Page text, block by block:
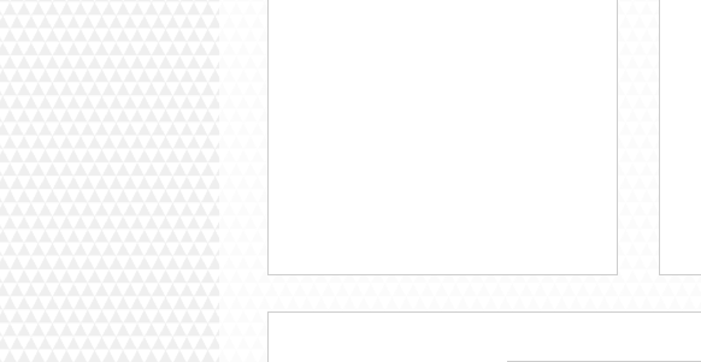
הדרכת מורים: העברת אחריות